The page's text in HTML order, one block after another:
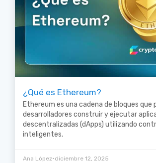
¿Qué es Ethereum?
Ethereum es una cadena de bloques que
desarrolladores construir y ejecutar
descentralizadas (dApps) utilizando
inteligentes.
Ana López•diciembre 12, 2025